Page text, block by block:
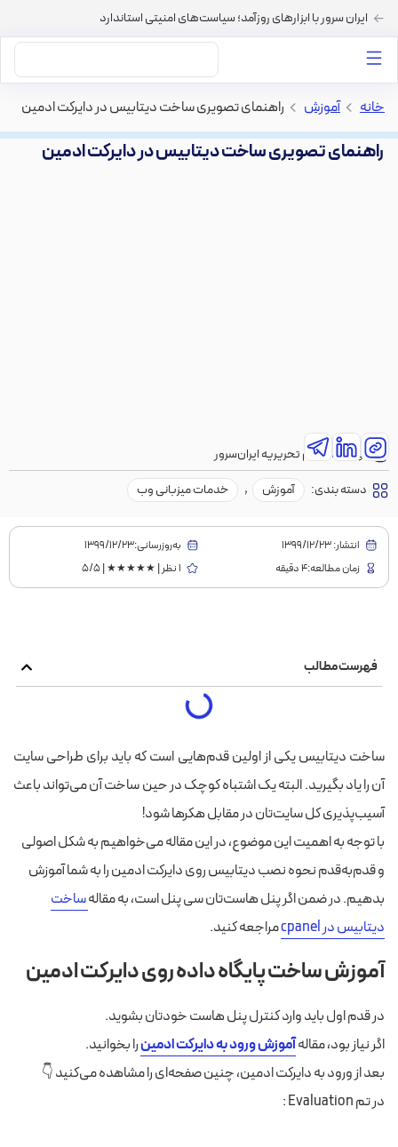
ایران سرور با ابزارهای روزآمد؛ سیاست‌های امنیتی استاندارد
خانه > آموزش > راهنمای تصویری ساخت دیتابیس در دایرکت ادمین
راهنمای تصویری ساخت دیتابیس در دایرکت ادمین
نویسنده:تیم تحریریه ایران‌سرور
دسته بندی:
آموزش , خدمات میزبانی وب
انتشار:1399/12/23
به‌روز‌رسانی:۱۳۹۹/۱۲/۲۳
زمان مطالعه:4 دقیقه
1 نظر | ★★★★★ | 5/5
فهرست مطالب
ساخت دیتابیس یکی از اولین قدم‌هایی است که باید برای طراحی سایت
آن را یاد بگیرید. البته یک اشتباه کوچک در حین ساخت آن می‌تواند باعث
آسیب‌پذیری کل سایت‌تان در مقابل هکرها شود!
با توجه به اهمیت این موضوع، در این مقاله می‌خواهیم به شکل اصولی
و قدم‌به‌قدم نحوه نصب دیتابیس روی دایرکت ادمین را به شما آموزش
بدهیم. در ضمن اگر پنل هاست‌تان سی پنل است، به مقالهساخت
دیتابیس در cpanel
مراجعه کنید.
آموزش ساخت پایگاه داده روی دایرکت ادمین
در قدم اول باید وارد کنترل پنل هاست خودتان بشوید.
اگر نیاز بود، مقالهآموزش ورود به دایرکت ادمینرا بخوانید.
بعد از ورود به دایرکت ادمین، چنین صفحه‌ای را مشاهده می‌کنید 👇
در تم Evaluation :